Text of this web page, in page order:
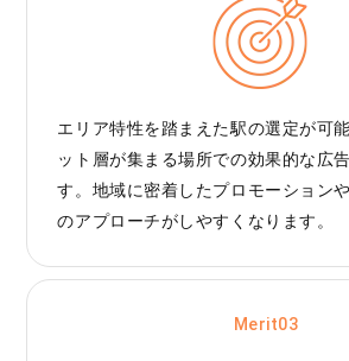
エリア特性を踏まえた駅の選定が可
ット層が集まる場所での効果的な広
す。地域に密着したプロモーション
のアプローチがしやすくなります。
Merit03